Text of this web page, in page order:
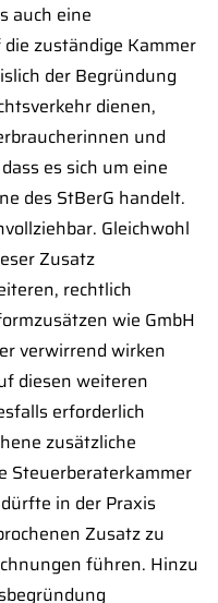
auch eine
zuständige Kammer
der Begründung
dienen,
und
es sich um eine
des StBerG handelt.
Gleichwohl
Zusatz
rechtlich
wie GmbH
verwirrend wirken
diesen weiteren
erforderlich
zusätzliche
Steuerberaterkammer
in der Praxis
Zusatz zu
führen. Hinzu